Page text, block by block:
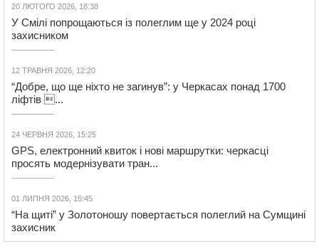
20 ЛЮТОГО 2026, 18:38
У Смілі попрощаються із полеглим ще у 2024 році
захисником
12 ТРАВНЯ 2026, 12:20
“Добре, що ще ніхто не загинув”: у Черкасах понад 1700
ліфтів ...
24 ЧЕРВНЯ 2026, 15:25
GPS, електронний квиток і нові маршрутки: черкасці
просять модернізувати тран...
01 ЛИПНЯ 2026, 15:45
“На щиті” у Золотоношу повертається полеглий на Сумщині
захисник